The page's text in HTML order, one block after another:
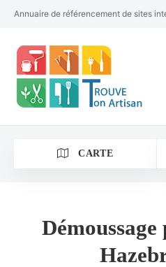
Annuaire de référencement de sites
CARTE